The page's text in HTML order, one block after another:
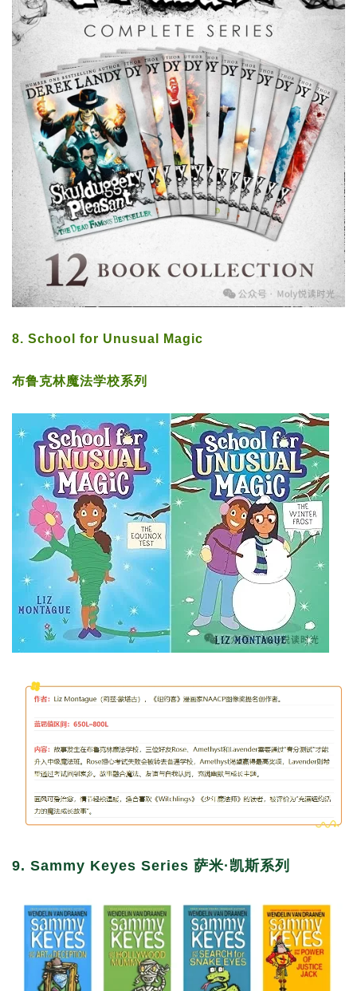
8. School for Unusual Magic
布鲁克林魔法学校系列
9. Sammy Keyes Series 萨米·凯斯系列